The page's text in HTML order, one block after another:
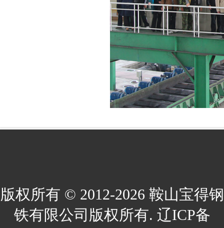
版权所有 © 2012-2026 鞍山宝得钢
铁有限公司版权所有. 辽ICP备